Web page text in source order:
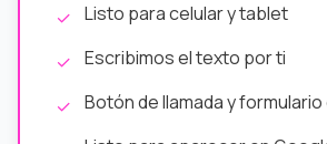
✓ Listo para celular y tablet
✓ Escribimos el texto por ti
✓ Botón de llamada y